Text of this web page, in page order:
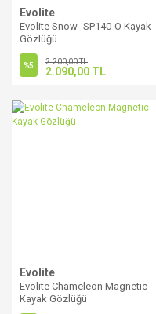
Evolite
Evolite Snow- SP140-O Kayak
Gözlüğü
%5 2.200,00 TL
2.090,00 TL
Evolite
Evolite Chameleon Magnetic
Kayak Gözlüğü